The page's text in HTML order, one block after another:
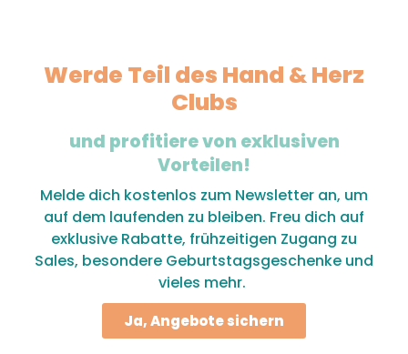
Werde Teil des Hand & Herz
Clubs
und profitiere von exklusiven
Vorteilen!
Melde dich kostenlos zum Newsletter an, um
auf dem laufenden zu bleiben. Freu dich auf
exklusive Rabatte, frühzeitigen Zugang zu
Sales, besondere Geburtstagsgeschenke und
vieles mehr.
Ja, Angebote sichern